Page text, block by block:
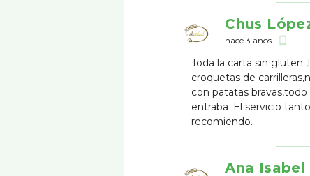
Chus
hace 3 años phone_android
Toda la carta sin gluten
croquetas de
con patatas
entraba .El servicio
recomiendo.
Ana